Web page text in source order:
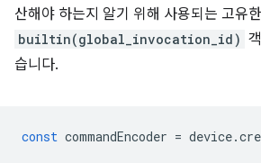
산해야 하는지 알기 위해 사용되는 고유한
builtin(global_invocation_id)
습니다.
const commandEncoder = device.